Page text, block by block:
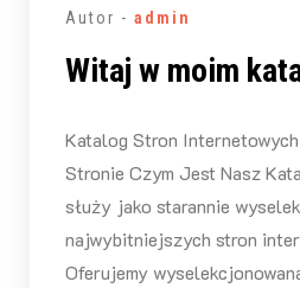
Autor - admin
Witaj w moim
Katalog Stron
Stronie Czym Jest Nasz
służy jako starannie
najwybitniejszych stron
Oferujemy